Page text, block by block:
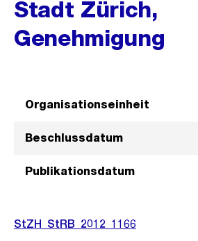
Stadt Zürich,
Genehmigung
Organisationseinheit
Beschlussdatum
Publikationsdatum
StZH_StRB_2012_1166